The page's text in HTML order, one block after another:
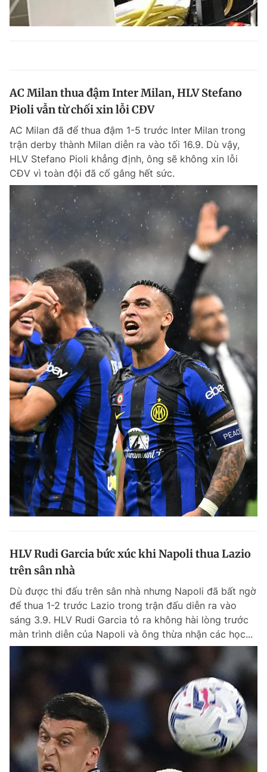
AC Milan thua đậm Inter Milan, HLV Stefano
Pioli vẫn từ chối xin lỗi CĐV
AC Milan đã để thua đậm 1-5 trước Inter Milan trong
trận derby thành Milan diễn ra vào tối 16.9. Dù vậy,
HLV Stefano Pioli khẳng định, ông sẽ không xin lỗi
CĐV vì toàn đội đã cố gắng hết sức.
HLV Rudi Garcia bức xúc khi Napoli thua Lazio
trên sân nhà
Dù được thi đấu trên sân nhà nhưng Napoli đã bất ngờ
để thua 1-2 trước Lazio trong trận đấu diễn ra vào
sáng 3.9. HLV Rudi Garcia tỏ ra không hài lòng trước
màn trình diễn của Napoli và ông thừa nhận các học...